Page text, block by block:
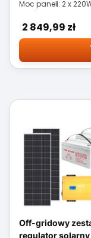
Moc paneli: 2 x
Cena
2 849,99 zł
Off-gridowy
regulator solarny